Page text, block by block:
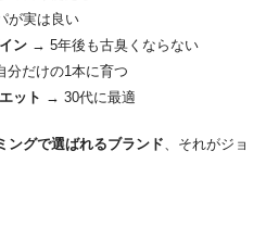
が実は良い
ン → 5年後も古臭くならない
分だけの1本に育つ
ット → 30代に最適
ングで選ばれるブランド 、それがジョ